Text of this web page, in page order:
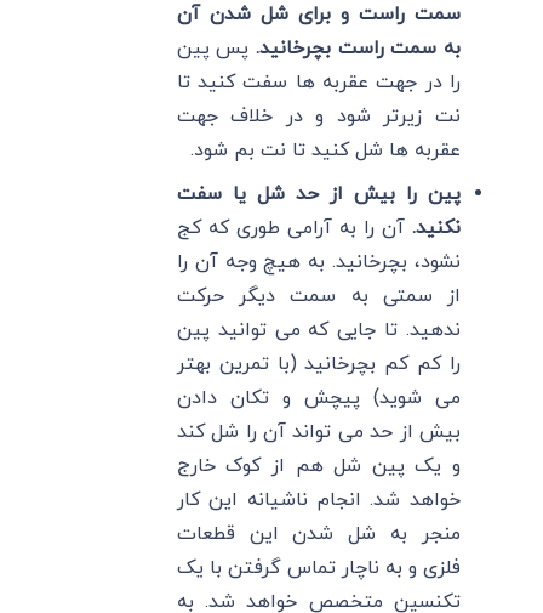
سمت راست و برای شل شدن آن
به سمت راست بچرخانید.پس پین
را در جهت عقربه ها سفت کنید تا
نت زیرتر شود و در خلاف جهت
عقربه ها شل کنید تا نت بم شود.
پین را بیش از حد شل یا سفت
نکنید. آن را به آرامی طوری که کج
نشود، بچرخانید. به هیچ وجه آن را
از سمتی به سمت دیگر حرکت
ندهید. تا جایی که می توانید پین
را کم کم بچرخانید (با تمرین بهتر
می شوید) پیچش و تکان دادن
بیش از حد می تواند آن را شل کند
و یک پین شل هم از کوک خارج
خواهد شد. انجام ناشیانه این کار
منجر به شل شدن این قطعات
فلزی و به ناچار تماس گرفتن با یک
تکنسین متخصص خواهد شد. به